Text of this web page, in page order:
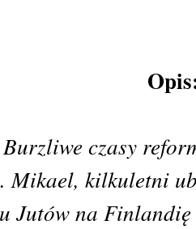
Burzliwe czasy
Mikael, kilkuletni
Jutów na